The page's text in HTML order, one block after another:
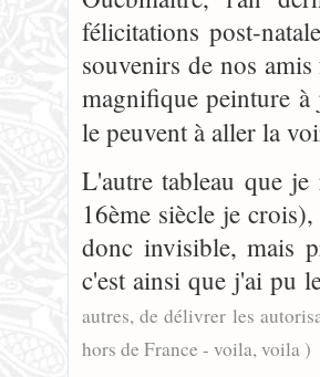
félicitations post-
souvenirs de nos
magnifique peinture
le peuvent à aller la
L'autre tableau que
16ème siècle je
donc invisible, mais
c'est ainsi que j'ai pu
autres, de délivrer les
hors de France - voila, voila )